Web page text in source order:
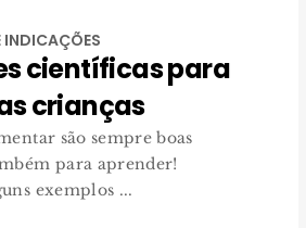
INDICAÇÕES
científicas para
crianças
são sempre boas
para aprender!
exemplos ...